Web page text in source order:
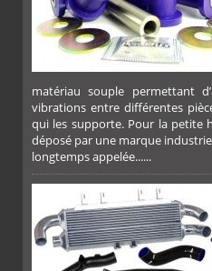
FACEBOOKTWITTERGOOGLEPINTEREST
PLUS
matériau souple permettant
vibrations entre différentes
qui les supporte. Pour la petite
déposé par une marque
longtemps appelée......